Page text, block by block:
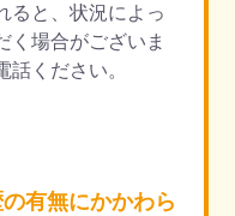
ると、状況によっ
く場合がございま
話ください。
有無にかかわら